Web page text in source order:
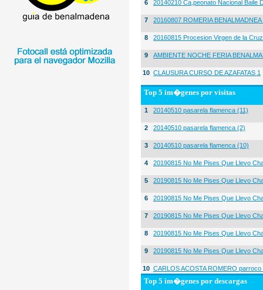
6 20140210 Ca,peonato Nacional Baile
7 20160807 ROMERIA
8 20160815 Procesion Virgen de la
9 AMBIENTE NOCHE FERIA
10 CLAUSURA CURSO DE AZAFATAS 1
Top 5 im�genes por visitas
1 20140510 pasarela flamenca (11)
2 20140510 pasarela flamenca (2)
3 20140510 pasarela flamenca (10)
4 20190815 No Me Pises Que Llevo
5 20190815 No Me Pises Que Llevo
6 20190815 No Me Pises Que Llevo
7 20190815 No Me Pises Que Llevo
8 20190815 No Me Pises Que Llevo
9 20190815 No Me Pises Que Llevo
10 CARLOS ACOSTA ROMERO
Top 5 im�genes por descargas